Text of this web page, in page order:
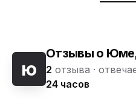
ю
Отзывы о
2 отзыва ·
24 часов